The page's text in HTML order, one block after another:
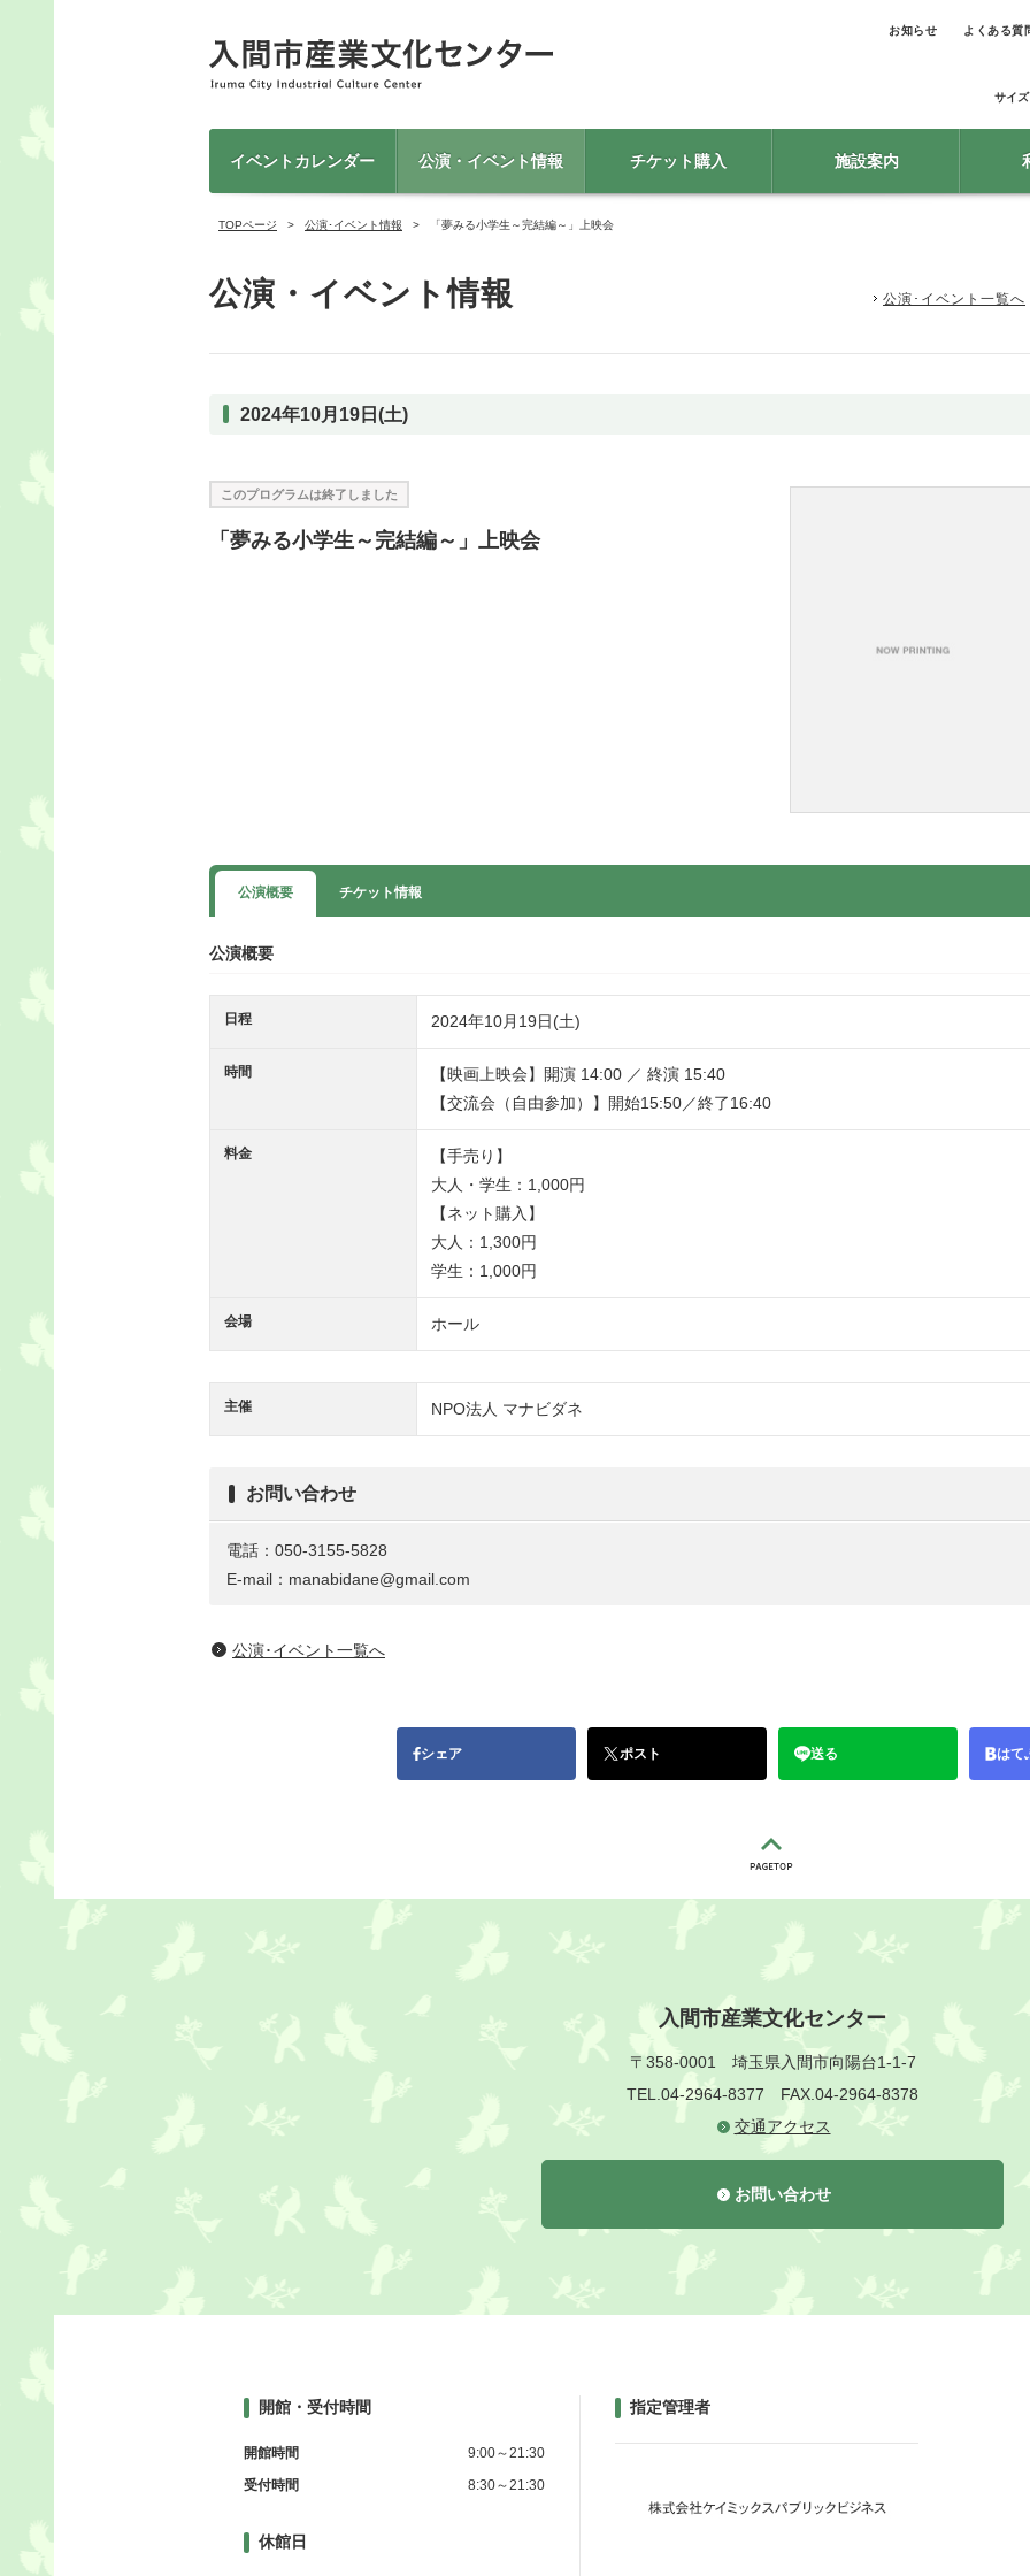
お知らせ よくある質
サイズ
イベントカレンダー 公演・イベント情報 チケット購入 施設案内
TOPページ 公演･イベント情報 「夢みる小学生～完結編～」上映会
公演・イベント情報 公演･イベント一覧へ
2024年10月19日(土)
このプログラムは終了しました
「夢みる小学生～完結編～」上映会
公演概要 チケット情報
公演概要
日程 2024年10月19日(土)
時間
【映画上映会】開演 14:00 ／ 終演 15:40
【交流会（自由参加）】開始15:50／終了16:40
料金
【手売り】
大人・学生：1,000円
【ネット購入】
大人：1,300円
学生：1,000円
会場 ホール
主催 NPO法人 マナビダネ
お問い合わせ
電話：050-3155-5828
E-mail：manabidane@gmail.com
公演･イベント一覧へ
シェア ポスト 送る はて
入間市産業文化センター
〒358-0001 埼玉県入間市向陽台1-1-7
TEL.04-2964-8377 FAX.04-2964-8378
交通アクセス
お問い合わせ
開館・受付時間
開館時間
9:00～21:30
受付時間
8:30～21:30
休館日
指定管理者